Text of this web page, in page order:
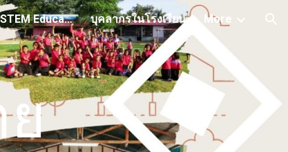
อบรมสะเต็มศึกษา (STEM Education) บุคลากรในโรงเรียน More